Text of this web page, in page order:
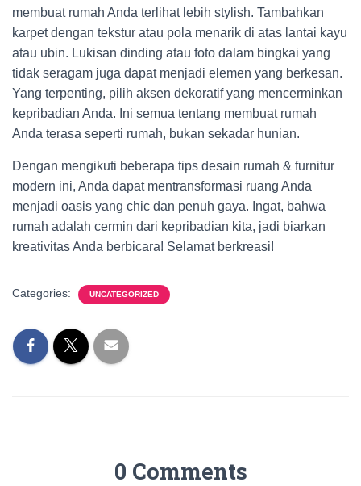
membuat rumah Anda terlihat lebih stylish. Tambahkan
karpet dengan tekstur atau pola menarik di atas lantai kayu
atau ubin. Lukisan dinding atau foto dalam bingkai yang
tidak seragam juga dapat menjadi elemen yang berkesan.
Yang terpenting, pilih aksen dekoratif yang mencerminkan
kepribadian Anda. Ini semua tentang membuat rumah
Anda terasa seperti rumah, bukan sekadar hunian.
Dengan mengikuti beberapa tips desain rumah & furnitur
modern ini, Anda dapat mentransformasi ruang Anda
menjadi oasis yang chic dan penuh gaya. Ingat, bahwa
rumah adalah cermin dari kepribadian kita, jadi biarkan
kreativitas Anda berbicara! Selamat berkreasi!
Categories: UNCATEGORIZED
0 Comments